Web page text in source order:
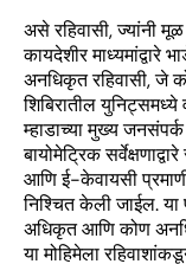
असे रहिवासी, ज्यांनी
कायदेशीर
अनधिकृत रहिवासी, जे
शिबिरातील
म्हाडाच्या मुख्य
बायोमेट्रिक
आणि ई-केवायसी
निश्चित केली जाईल.
अधिकृत आणि कोण
या मोहिमेला